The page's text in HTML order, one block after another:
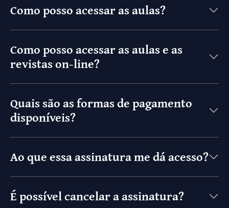
Como posso acessar as aulas?
Como posso acessar as aulas e as
revistas on-line?
Quais são as formas de pagamento
disponíveis?
Ao que essa assinatura me dá acesso?
É possível cancelar a assinatura?